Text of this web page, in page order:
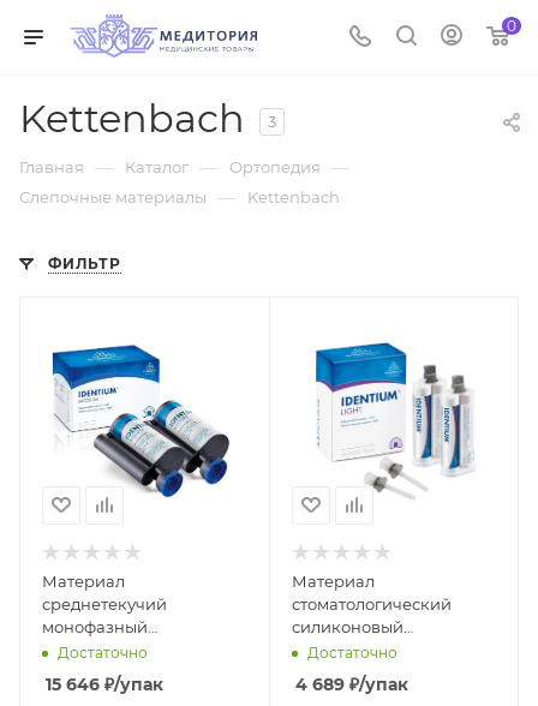
0
Kettenbach 3
Главная — Каталог — Ортопедия —
Слепочные материалы — Kettenbach
ФИЛЬТР
Материал
среднетекучий
монофазный
прецизионный Identium
Medium (2 шт. х 380 мл)
14717 Kettenbach
Достаточно
15 646 ₽/упак
Материал
стоматологический
силиконовый
аддитивный Identium
Light (2 * 50 мл) 13701
Kettenbach
Достаточно
4 689₽/упак